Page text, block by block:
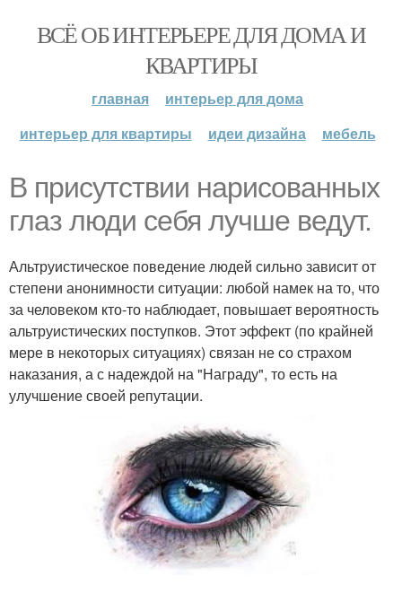
ВСЁ ОБ ИНТЕРЬЕРЕ ДЛЯ ДОМА И
КВАРТИРЫ
главная
интерьер для дома
интерьер для квартиры
идеи дизайна мебель
В присутствии нарисованных
глаз люди себя лучше ведут.
Альтруистическое поведение людей сильно зависит от
степени анонимности ситуации: любой намек на то, что
за человеком кто-то наблюдает, повышает вероятность
альтруистических поступков. Этот эффект (по крайней
мере в некоторых ситуациях) связан не со страхом
наказания, а с надеждой на "Награду", то есть на
улучшение своей репутации.